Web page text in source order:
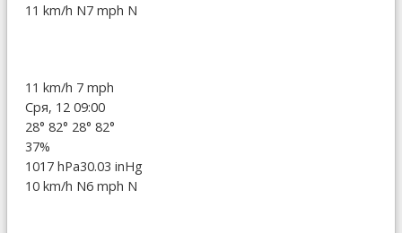
11 km/h N7 mph N
11 km/h 7 mph
Сря, 12 09:00
28° 82° 28° 82°
37%
1017 hPa30.03 inHg
10 km/h N6 mph N